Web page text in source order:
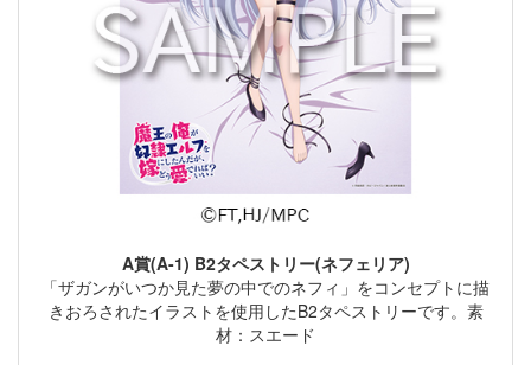
A賞(A-1) B2タペストリー(ネフェリア)
「ザガンがいつか見た夢の中でのネフィ」をコンセプトに描
きおろされたイラストを使用したB2タペストリーです。素
材：スエード